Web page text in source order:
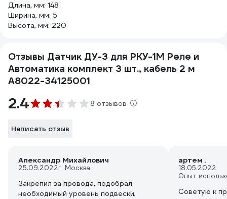
Длина, мм: 148
Ширина, мм: 5
Высота, мм: 220
Отзывы Датчик ДУ-3 для РКУ-1М Реле и
Автоматика комплект 3 шт., кабель 2 м
A8022-34125001
2.4 8 отзывов
Написать отзыв
Александр Михайлович
25.09.2022г. Москва
Закрепил за провода, подобрал
необходимый уровень подвески,
артем .
18.05.2022
Опыт
Советую к